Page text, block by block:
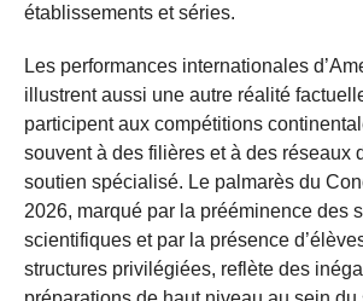
établissements et séries.
Les performances internationales
illustrent aussi une autre réalité
participent aux compétitions
souvent à des filières et à des réseaux
soutien spécialisé. Le palmarès du
2026, marqué par la prééminence des
scientifiques et par la présence
structures privilégiées, reflète des